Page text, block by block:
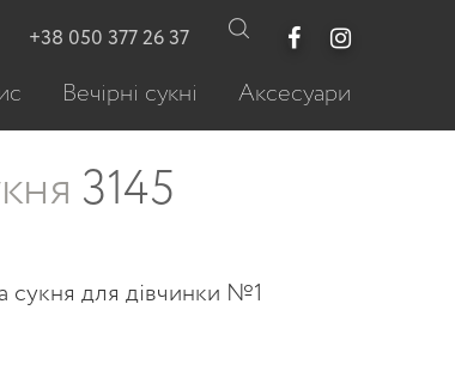
3145
сукня для дівчинки №1
+38 050 377 26 37
Вечірні сукні Аксесуари